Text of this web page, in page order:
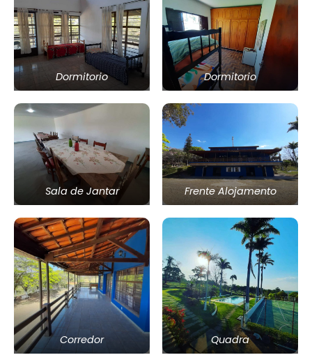
Dormitorio Dormitorio
Sala de Jantar Frente Alojamento
Corredor Quadra